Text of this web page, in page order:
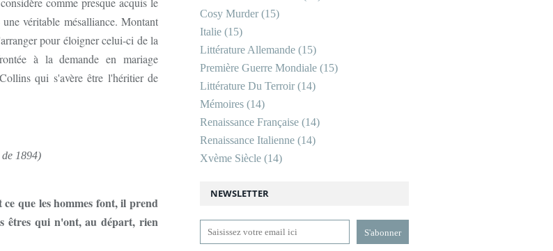
véritable mésalliance. Montant
pour éloigner celui-ci de la
à la demande en mariage
qui s'avère être l'héritier de
1894)
que les hommes font, il prend
êtres qui n'ont, au départ, rien
NEWSLETTER
Cosy Murder(15)
Italie (15)
Littérature Allemande (15)
Première Guerre Mondiale (15)
Littérature Du Terroir(14)
Mémoires (14)
Renaissance Française (14)
Renaissance Italienne (14)
Xvème Siècle (14)